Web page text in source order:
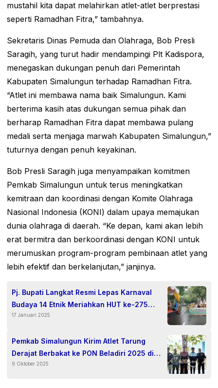
mustahil kita dapat melahirkan atlet-atlet berprestasi
seperti Ramadhan Fitra,” tambahnya.
Sekretaris Dinas Pemuda dan Olahraga, Bob Presli
Saragih, yang turut hadir mendampingi Plt Kadispora,
menegaskan dukungan penuh dari Pemerintah
Kabupaten Simalungun terhadap Ramadhan Fitra.
“Atlet ini membawa nama baik Simalungun. Kami
berterima kasih atas dukungan semua pihak dan
berharap Ramadhan Fitra dapat membawa pulang
medali serta menjaga marwah Kabupaten Simalungun,”
tuturnya dengan penuh keyakinan.
Bob Presli Saragih juga menyampaikan komitmen
Pemkab Simalungun untuk terus meningkatkan
kemitraan dan koordinasi dengan Komite Olahraga
Nasional Indonesia (KONI) dalam upaya memajukan
dunia olahraga di daerah. “Ke depan, kami akan lebih
erat bermitra dan berkoordinasi dengan KONI untuk
merumuskan program-program pembinaan atlet yang
lebih efektif dan berkelanjutan,” janjinya.
Pj. Bupati Langkat Resmi Lepas Karnaval
Budaya 14 Etnik Meriahkan HUT ke-275
Langkat.
17 Januari 2025
Pemkab Simalungun Kirim Atlet Tarung
Derajat Berbakat ke PON Beladiri 2025 di
Kudus: Harapan dan Dukungan Penuh
9 Oktober 2025